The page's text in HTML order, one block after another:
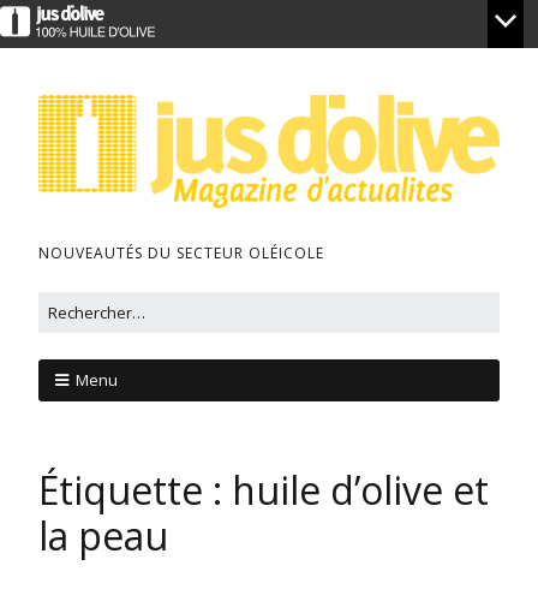
NOUVEAUTÉS DU SECTEUR OLÉICOLE
Menu
Étiquette : huile d’olive et
la peau